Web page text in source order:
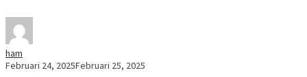
ham
Februari 24, 2025Februari 25, 2025